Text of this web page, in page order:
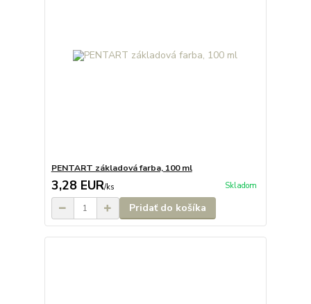
PENTART základová farba, 100 ml
3,28 EUR/ks Skladom
Pridať do košíka